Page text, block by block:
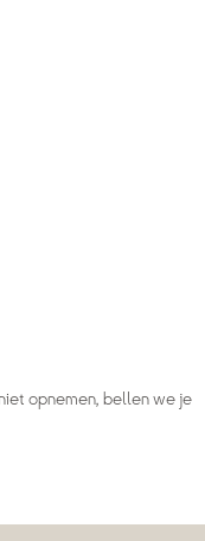
opnemen, bellen we je